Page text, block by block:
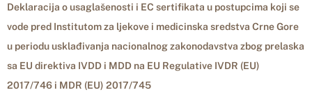
Deklaracija o usaglašenosti i EC sertifikata u postupcima koji se
vode pred Institutom za ljekove i medicinska sredstva Crne Gore
u periodu usklađivanja nacionalnog zakonodavstva zbog prelaska
sa EU direktiva IVDD i MDD na EU Regulative IVDR (EU)
2017/746 i MDR (EU) 2017/745